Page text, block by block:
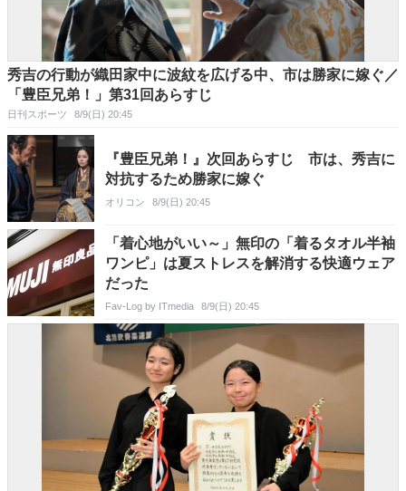
秀吉の行動が織田家中に波紋を広げる中、市は勝家に嫁ぐ／
「豊臣兄弟！」第31回あらすじ
日刊スポーツ 8/9(日) 20:45
『豊臣兄弟！』次回あらすじ 市は、秀吉に
対抗するため勝家に嫁ぐ
オリコン 8/9(日) 20:45
「着心地がいい～」無印の「着るタオル半袖
ワンピ」は夏ストレスを解消する快適ウェア
だった
Fav-Log by ITmedia 8/9(日) 20:45